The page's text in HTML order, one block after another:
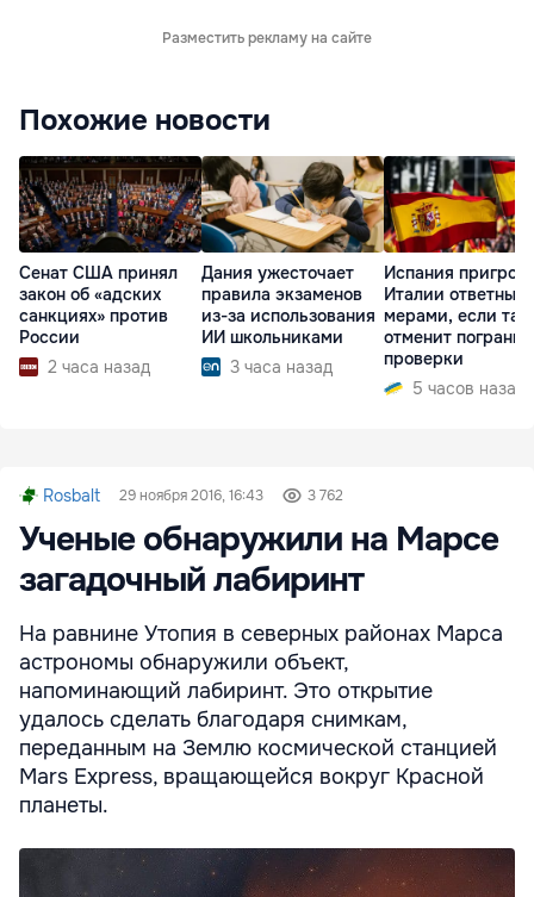
Разместить рекламу на сайте
Похожие новости
Сенат США принял
закон об «адских
санкциях» против
России
2 часа назад
Дания ужесточает
правила экзаменов
из-за использования
ИИ школьниками
3 часа назад
Испания
Италии
мерами, если та
отменит
проверки
5 часов назад
Rosbalt 29 ноября 2016, 16:43 3 762
Ученые обнаружили на Марсе
загадочный лабиринт
На равнине Утопия в северных районах Марса
астрономы обнаружили объект,
напоминающий лабиринт. Это открытие
удалось сделать благодаря снимкам,
переданным на Землю космической станцией
Mars Express, вращающейся вокруг Красной
планеты.